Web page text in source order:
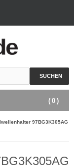
SUCHEN
( 0 )
97BG3K305AG